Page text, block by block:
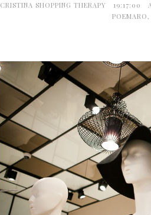
CRISTINA SHOPPING THERAPY 19:17:00
POEMARO,